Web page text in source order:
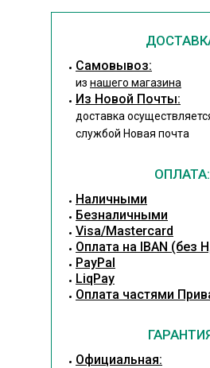
Cамовывоз:
из нашего магазина
Из Новой Почты:
доставка
службой Новая почта
ОПЛАТА:
Наличными
Безналичными
Visa/Mastercard
Оплата на IBAN (без
PayPal
LiqPay
Оплата частями
Официальная: